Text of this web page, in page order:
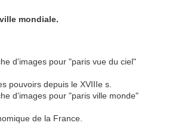
ville mondiale.
pouvoirs depuis le XVIIIe s.
de la France.